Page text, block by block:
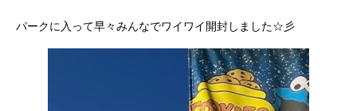
パークに入って早々みんなでワイワイ開封しました☆彡